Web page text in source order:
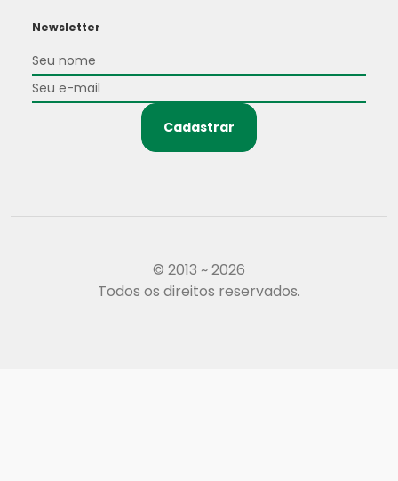
Newsletter
Cadastrar
© 2013 ~ 2026
Todos os direitos reservados.